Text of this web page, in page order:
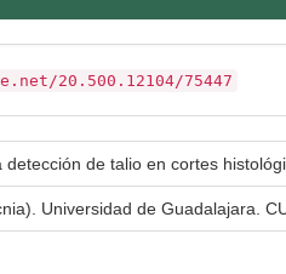
20.500.12104/75447
de talio en cortes
Universidad de Guadalajara.